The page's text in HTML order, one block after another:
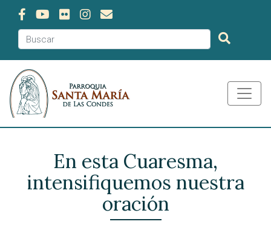
En esta Cuaresma,
intensifiquemos nuestra
oración